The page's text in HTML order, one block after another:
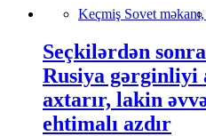
Keçmiş Sovet məkanı,
Seçkilərdən
Rusiya gərginliyi
axtarır, lakin
ehtimalı azdır